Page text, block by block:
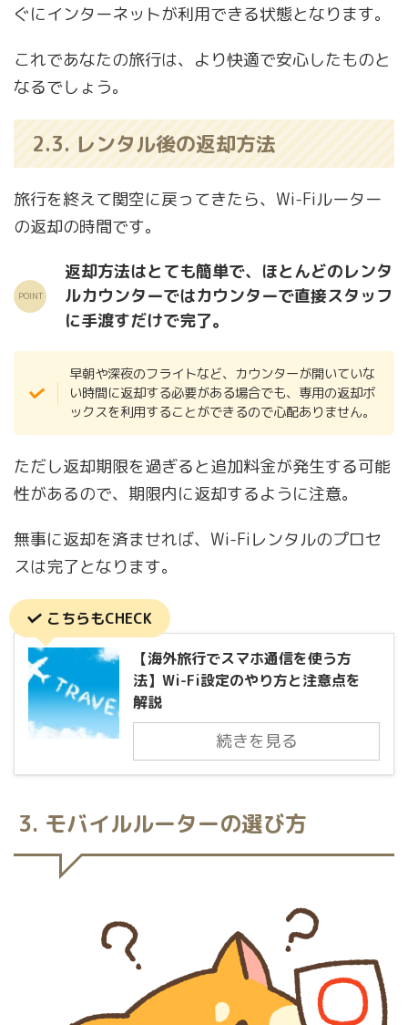
ぐにインターネットが利用できる状態となります。
これであなたの旅行は、より快適で安心したものと
なるでしょう。
2.3. レンタル後の返却方法
旅行を終えて関空に戻ってきたら、Wi-Fiルーター
の返却の時間です。
返却方法はとても簡単で、ほとんどのレンタ
ルカウンターではカウンターで直接スタッフ
に手渡すだけで完了。
早朝や深夜のフライトなど、カウンターが開いていな
い時間に返却する必要がある場合でも、専用の返却ボ
ックスを利用することができるので心配ありません。
ただし返却期限を過ぎると追加料金が発生する可能
性があるので、期限内に返却するように注意。
無事に返却を済ませれば、Wi-Fiレンタルのプロセ
スは完了となります。
こちらもCHECK
【海外旅行でスマホ通信を使う方
法】Wi-Fi設定のやり方と注意点を
解説
続きを見る
3. モバイルルーターの選び方